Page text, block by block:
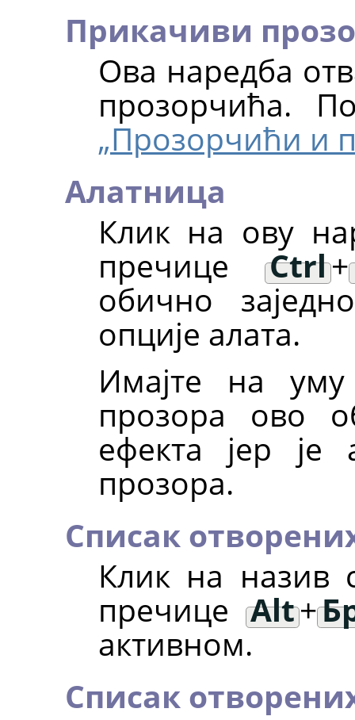
Прикачиви
Ова наредба
прозорчића.
„Прозорчићи и
Алатница
Клик на ову
пречице
Ctrl+
обично
опције алата.
Имајте на
прозора ово
ефекта јер је
прозора.
Списак
Клик на назив
пречицеAlt+
активном.
Списак